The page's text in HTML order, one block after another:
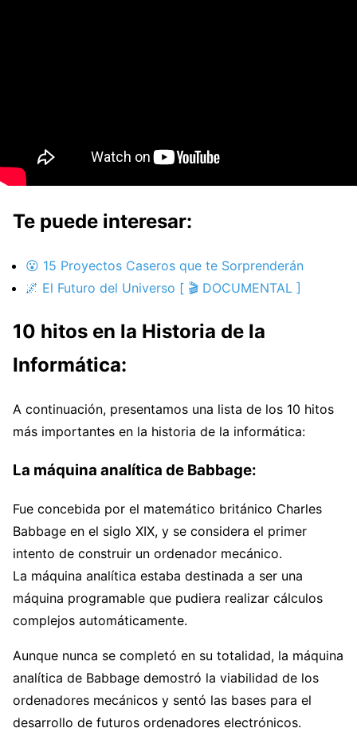
Te puede interesar:
😮 15 Proyectos Caseros que te Sorprenderán
🌌 El Futuro del Universo [ 🎬 DOCUMENTAL ]
10 hitos en la Historia de la
Informática:
A continuación, presentamos una lista de los 10 hitos
más importantes en la historia de la informática:
La máquina analítica de Babbage:
Fue concebida por el matemático británico Charles
Babbage en el siglo XIX, y se considera el primer
intento de construir un ordenador mecánico.
La máquina analítica estaba destinada a ser una
máquina programable que pudiera realizar cálculos
complejos automáticamente.
Aunque nunca se completó en su totalidad, la máquina
analítica de Babbage demostró la viabilidad de los
ordenadores mecánicos y sentó las bases para el
desarrollo de futuros ordenadores electrónicos.